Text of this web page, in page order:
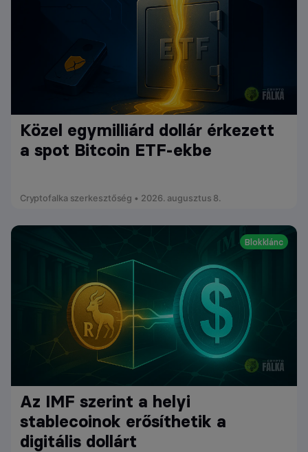
Közel egymilliárd dollár érkezett
a spot Bitcoin ETF-ekbe
Cryptofalka szerkesztőség • 2026. augusztus 8.
Blokklánc
Az IMF szerint a helyi
stablecoinok erősíthetik a
digitális dollárt